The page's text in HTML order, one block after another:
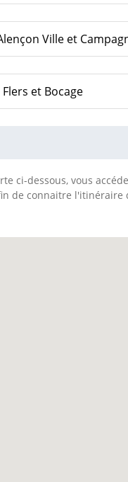
Ville et
et Bocage
ci-dessous, vous
de connaitre l'itinéraire